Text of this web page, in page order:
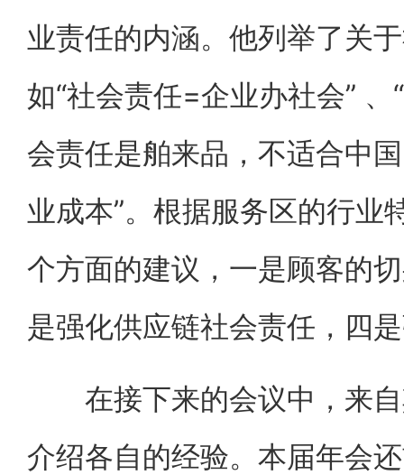
业责任的内涵。他列举了关
如“社会责任=企业办社会”
会责任是舶来品，不适合中
业成本”。根据服务区的行业
个方面的建议，一是顾客的
是强化供应链社会责任，四
在接下来的会议中，来自
介绍各自的经验。本届年会